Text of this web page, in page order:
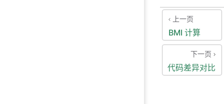
上一页
BMI 计算
下一页
代码差异对比